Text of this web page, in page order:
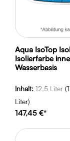
Aqua IsoTop
Isolierfarbe
Wasserbasis
Inhalt: 12.5 Liter
Liter)
147,45 €*